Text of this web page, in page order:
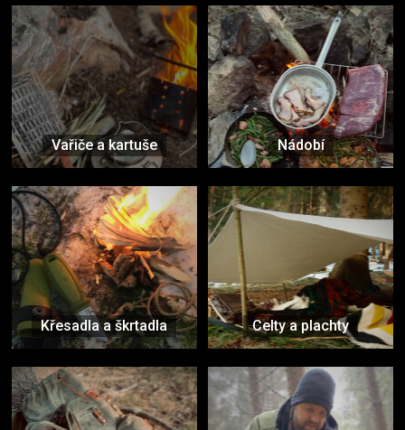
Vařiče a kartuše Nádobí
Křesadla a škrtadla Celty a plachty